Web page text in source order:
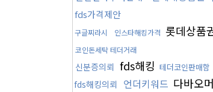
fds가격제안
구글찌라시 인스타해킹가격 롯데상품
코인돈세탁 테더거래
신분증의뢰 fds해킹 테더코인판매함
fds해킹의뢰 언더키워드 다바오